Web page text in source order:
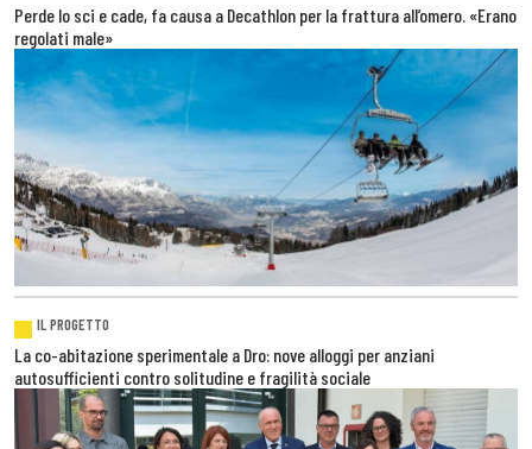
Perde lo sci e cade, fa causa a Decathlon per la frattura all’omero. «Erano
regolati male»
IL PROGETTO
La co-abitazione sperimentale a Dro: nove alloggi per anziani
autosufficienti contro solitudine e fragilità sociale